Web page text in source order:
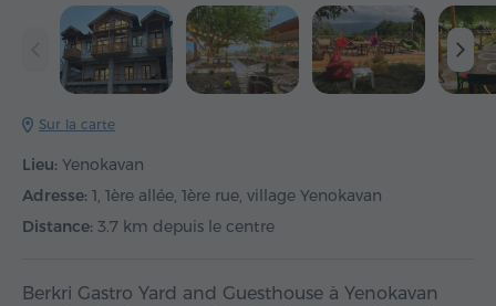
Sur la carte
Lieu: Yenokavan
Adresse: 1, 1ère allée, 1ère rue, village Yenokavan
Distance: 3.7 km depuis le centre
Berkri Gastro Yard and Guesthouse à Yenokavan